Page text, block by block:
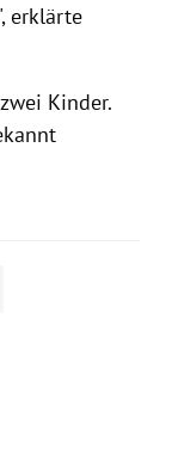
erklärte
Kinder.